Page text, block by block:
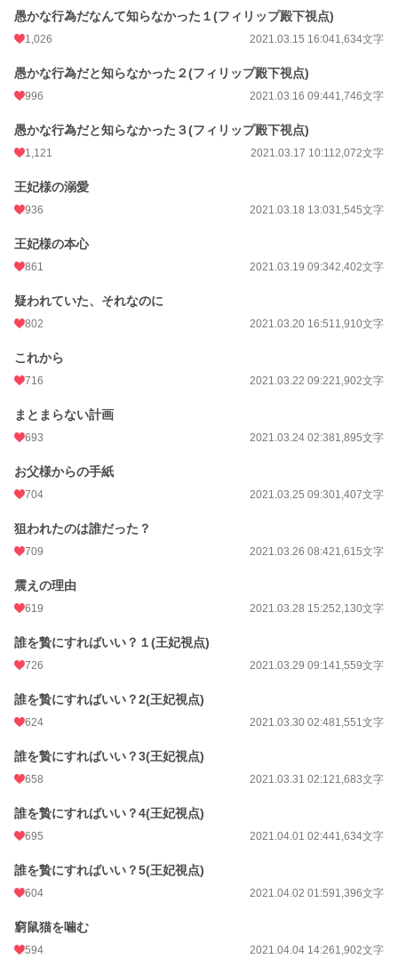
愚かな行為だなんて知らなかった１(フィリップ殿下視点)
1,026 2021.03.15 16:041,634文字
愚かな行為だと知らなかった２(フィリップ殿下視点)
996 2021.03.16 09:441,746文字
愚かな行為だと知らなかった３(フィリップ殿下視点)
1,121 2021.03.17 10:112,072文字
王妃様の溺愛
936 2021.03.18 13:031,545文字
王妃様の本心
861 2021.03.19 09:342,402文字
疑われていた、それなのに
802 2021.03.20 16:511,910文字
これから
716 2021.03.22 09:221,902文字
まとまらない計画
693 2021.03.24 02:381,895文字
お父様からの手紙
704 2021.03.25 09:301,407文字
狙われたのは誰だった？
709 2021.03.26 08:421,615文字
震えの理由
619 2021.03.28 15:252,130文字
誰を贄にすればいい？１(王妃視点)
726 2021.03.29 09:141,559文字
誰を贄にすればいい？2(王妃視点)
624 2021.03.30 02:481,551文字
誰を贄にすればいい？3(王妃視点)
658 2021.03.31 02:121,683文字
誰を贄にすればいい？4(王妃視点)
695 2021.04.01 02:441,634文字
誰を贄にすればいい？5(王妃視点)
604 2021.04.02 01:591,396文字
窮鼠猫を噛む
594 2021.04.04 14:261,902文字